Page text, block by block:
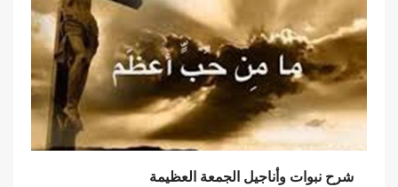
شرح نبوات وأناجيل الجمعة العظيمة